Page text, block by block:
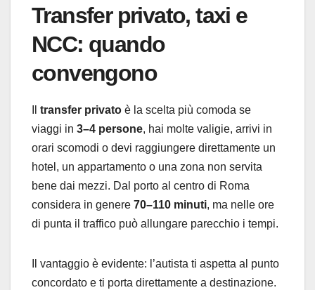
Transfer privato, taxi e
NCC: quando
convengono
transfer privato è la scelta più comoda se
viaggi in 3–4 persone, hai molte valigie, arrivi in
orari scomodi o devi raggiungere direttamente un
hotel, un appartamento o una zona non servita
bene dai mezzi. Dal porto al centro di Roma
considera in genere 70–110 minuti, ma nelle ore
di punta il traffico può allungare parecchio i tempi.
Il vantaggio è evidente: l’autista ti aspetta al punto
concordato e ti porta direttamente a destinazione.